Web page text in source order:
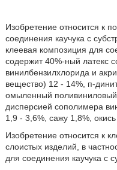
Изобретение относится к
соединения каучука с
клеевая композиция для
содержит 40%-ный латекс
винилбензилхлорида и
вещество) 12 - 14%, п-
омыленный поливиниловый
дисперсией сополимера
1,9 - 3,6%, сажу 1,8%,
Изобретение относится к
слоистых изделий, в
для соединения каучука с